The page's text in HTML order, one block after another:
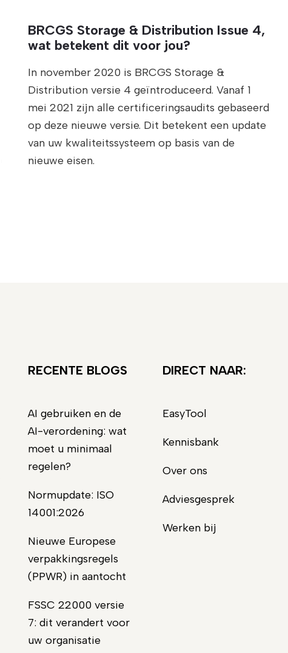
BRCGS Storage & Distribution Issue 4,
wat betekent dit voor jou?
In november 2020 is BRCGS Storage &
Distribution versie 4 geïntroduceerd. Vanaf 1
mei 2021 zijn alle certificeringsaudits gebaseerd
op deze nieuwe versie. Dit betekent een update
van uw kwaliteitssysteem op basis van de
nieuwe eisen.
RECENTE BLOGS
AI gebruiken en de
AI-verordening: wat
moet u minimaal
regelen?
Normupdate: ISO
14001:2026
Nieuwe Europese
verpakkingsregels
(PPWR) in aantocht
FSSC 22000 versie
7: dit verandert voor
uw organisatie
DIRECT NAAR:
EasyTool
Kennisbank
Over ons
Adviesgesprek
Werken bij